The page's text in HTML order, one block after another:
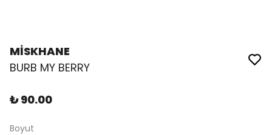
MİSKHANE
BURB MY BERRY
₺ 90.00
Boyut